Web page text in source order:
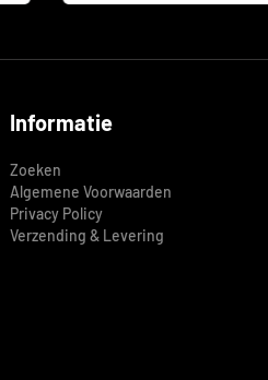
Informatie
Zoeken
Algemene Voorwaarden
Privacy Policy
Verzending & Levering